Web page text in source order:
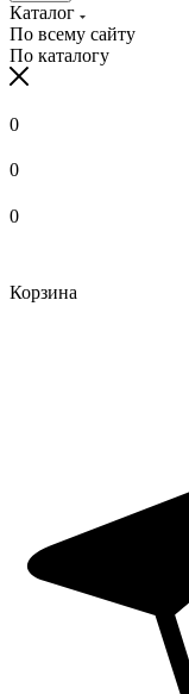
Каталог
По всему сайту
По каталогу
0
0
0
Корзина